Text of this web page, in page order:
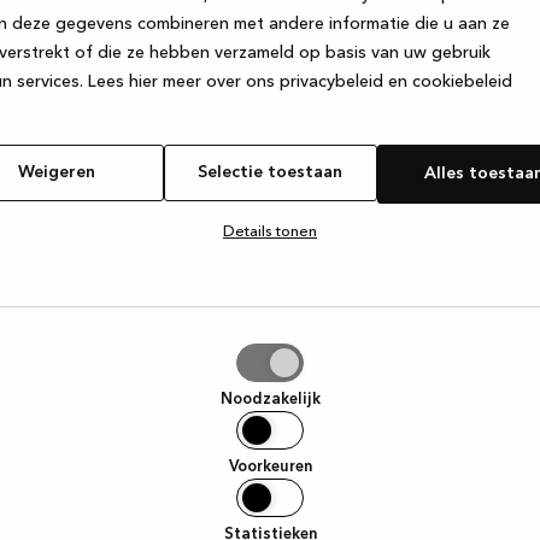
deze gegevens combineren met andere informatie die u aan ze
of die ze hebben verzameld op basis van uw gebruik
services. Lees hier meer over ons privacybeleid en cookiebeleid
Weigeren Selectie toestaan Alles
Details tonen
Noodzakelijk
Voorkeuren
Statistieken
has occurred while loadingwww.kvik.nl (see the